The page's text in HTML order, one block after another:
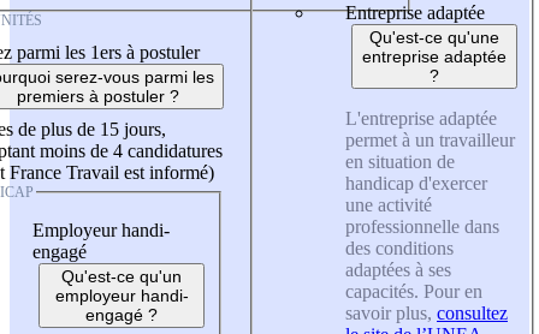
parmi les 1ers à postuler
serez-vous parmi les
premiers à postuler ?
de plus de 15 jours,
moins de 4 candidatures
France Travail est informé)
Employeur handi-
engagé
Qu'est-ce qu'un
employeur handi-
engagé ?
Entreprise adaptée
Qu'est-ce qu'une
entreprise adaptée
?
L'entreprise adaptée
permet à un travailleur
en situation de
handicap d'exercer
une activité
professionnelle dans
des conditions
adaptées à ses
capacités. Pour en
savoir plus, consultez